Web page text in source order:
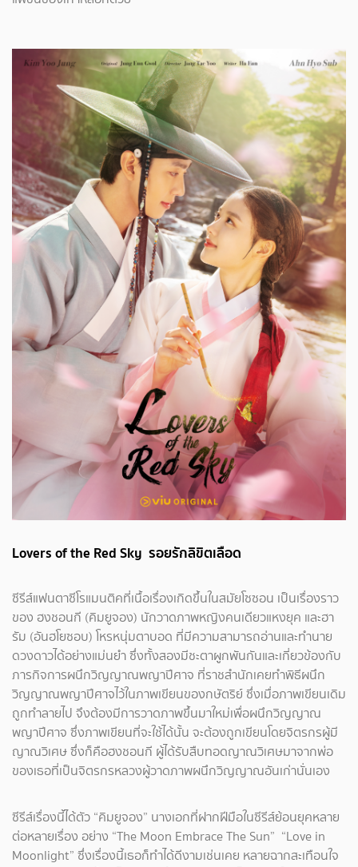
Lovers of the Red Sky รอยรักลิขิตเลือด
ซีรีส์แฟนตาซีโรแมนติคที่เนื้อเรื่องเกิดขึ้นในสมัยโซซอน เป็นเรื่องราว
ของ ฮงชอนกี (คิมยูจอง) นักวาดภาพหญิงคนเดียวแหงยุค และฮา
รัม (อันฮโยซอบ) โหรหนุ่มตาบอด ที่มีความสามารถอ่านและทำนาย
ดวงดาวได้อย่างแม่นยำ ซึ่งทั้งสองมีชะตาผูกพันกันและเกี่ยวข้องกับ
ภารกิจการผนึกวิญญาณพญาปีศาจ ที่ราชสำนักเคยทำพิธีผนึก
วิญญาณพญาปีศาจไว้ในภาพเขียนของกษัตริย์ ซึ่งเมื่อภาพเขียนเดิม
ถูกทำลายไป จึงต้องมีการวาดภาพขึ้นมาใหม่เพื่อผนึกวิญญาณ
พญาปีศาจ ซึ่งภาพเขียนที่จะใช้ได้นั้น จะต้องถูกเขียนโดยจิตรกรผู้มี
ญาณวิเศษ ซึ่งก็คือฮงชอนกี ผู้ได้รับสืบทอดญาณวิเศษมาจากพ่อ
ของเธอที่เป็นจิตรกรหลวงผู้วาดภาพผนึกวิญญาณอันเก่านั่นเอง
ซีรีส์เรื่องนี้ได้ตัว “คิมยูจอง” นางเอกที่ฝากฝีมือในซีรีส์ย้อนยุคหลาย
ต่อหลายเรื่อง อย่าง “The Moon Embrace The Sun” “Love in
Moonlight” ซึ่งเรื่องนี้เธอก็ทำได้ดีงามเช่นเคย หลายฉากสะเทือนใจ